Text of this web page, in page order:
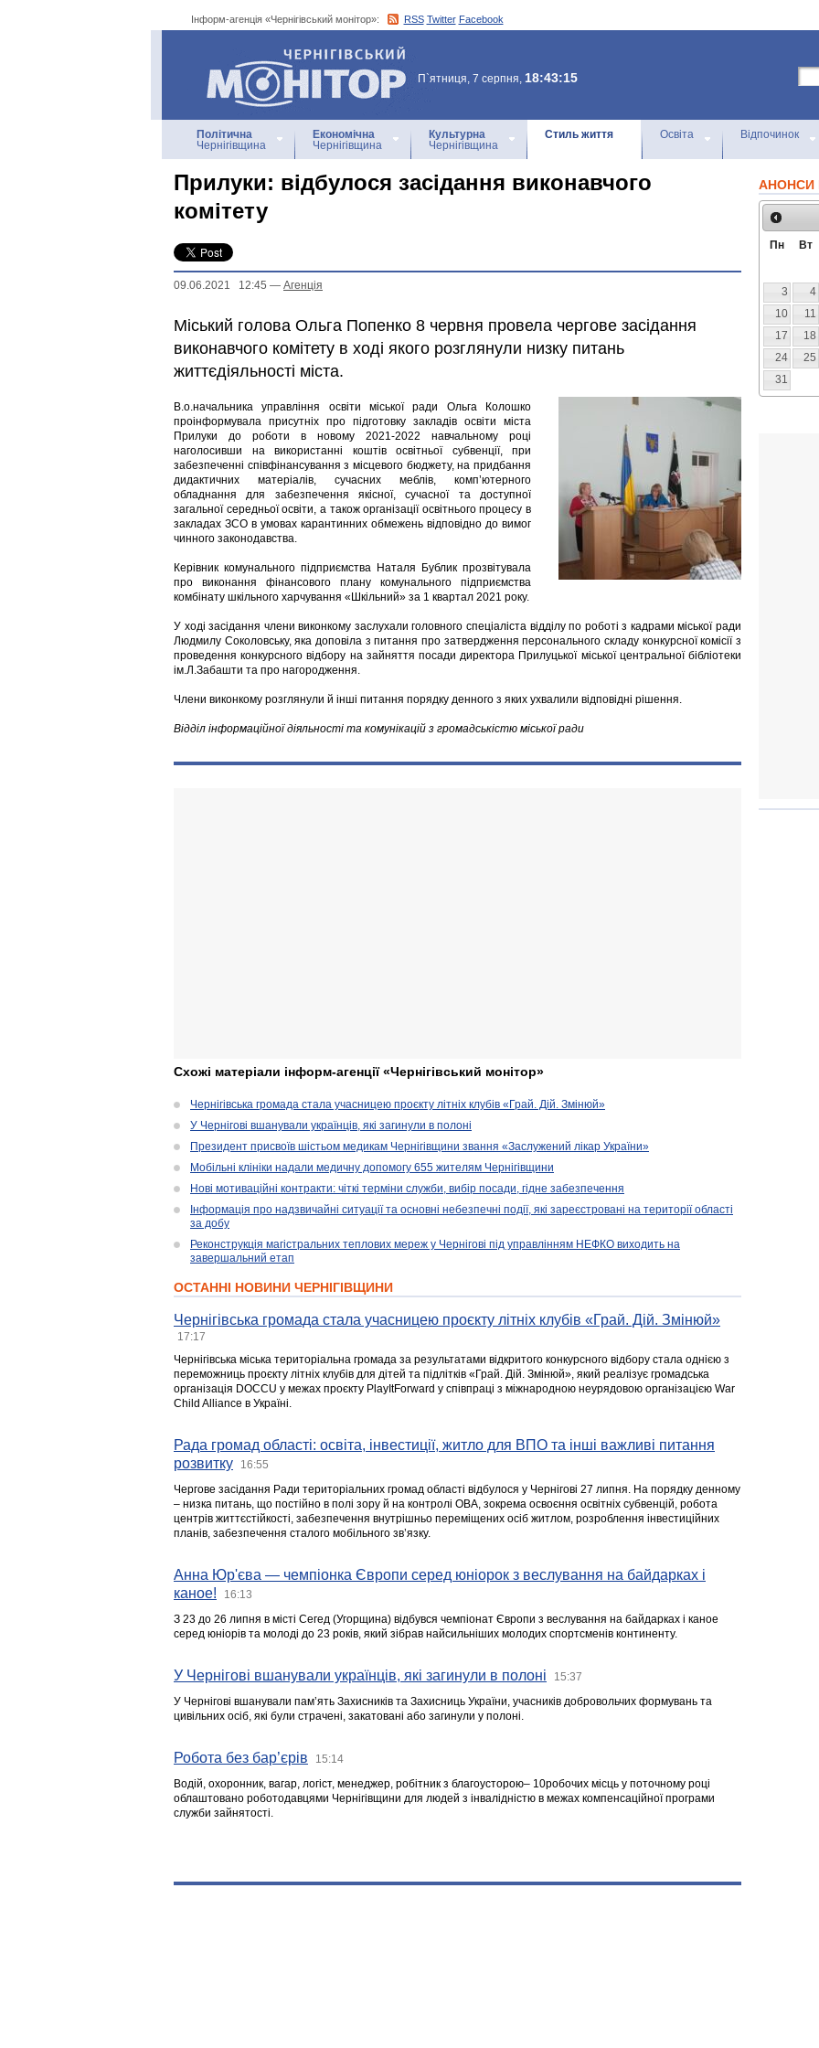
Інформ-агенція «Чернігівський монітор»: RSS Twitter Facebook
Інформ-агенція
«Чернігівський монітор»
П`ятниця, 7 серпня, 18:43:15
Політична
Чернігівщина
Економічна
Чернігівщина
Культурна
Чернігівщина
Стиль життя Освіта Відпочинок
Прилуки: відбулося засідання виконавчого
комітету
09.06.2021 12:45 — Агенцiя
Міський голова Ольга Попенко 8 червня провела чергове засідання
виконавчого комітету в ході якого розглянули низку питань
життєдіяльності міста.
В.о.начальника управління освіти міської ради Ольга Колошко
проінформувала присутніх про підготовку закладів освіти міста
Прилуки до роботи в новому 2021-2022 навчальному році
наголосивши на використанні коштів освітньої субвенції, при
забезпеченні співфінансування з місцевого бюджету, на придбання
дидактичних матеріалів, сучасних меблів, комп’ютерного
обладнання для забезпечення якісної, сучасної та доступної
загальної середньої освіти, а також організації освітнього процесу в
закладах ЗСО в умовах карантинних обмежень відповідно до вимог
чинного законодавства.
Керівник комунального підприємства Наталя Бублик прозвітувала
про виконання фінансового плану комунального підприємства
комбінату шкільного харчування «Шкільний» за 1 квартал 2021 року.
У ході засідання члени виконкому заслухали головного спеціаліста відділу по роботі з кадрами міської ради
Людмилу Соколовську, яка доповіла з питання про затвердження персонального складу конкурсної комісії з
проведення конкурсного відбору на зайняття посади директора Прилуцької міської центральної бібліотеки
ім.Л.Забашти та про нагородження.
Члени виконкому розглянули й інші питання порядку денного з яких ухвалили відповідні рішення.
Відділ інформаційної діяльності та комунікацій з громадськістю міської ради
Схожі матеріали інформ-агенції «Чернігівський монітор»
Чернігівська громада стала учасницею проєкту літніх клубів «Грай. Дій. Змінюй»
У Чернігові вшанували українців, які загинули в полоні
Президент присвоїв шістьом медикам Чернігівщини звання «Заслужений лікар України»
Мобільні клініки надали медичну допомогу 655 жителям Чернігівщини
Нові мотиваційні контракти: чіткі терміни служби, вибір посади, гідне забезпечення
Інформація про надзвичайні ситуації та основні небезпечні події, які зареєстровані на території області
за добу
Реконструкція магістральних теплових мереж у Чернігові під управлінням НЕФКО виходить на
завершальний етап
ОСТАННІ НОВИНИ ЧЕРНІГІВЩИНИ
Чернігівська громада стала учасницею проєкту літніх клубів «Грай. Дій. Змінюй»
17:17
Чернігівська міська територіальна громада за результатами відкритого конкурсного відбору стала однією з
переможниць проєкту літніх клубів для дітей та підлітків «Грай. Дій. Змінюй», який реалізує громадська
організація DOCCU у межах проєкту PlayItForward у співпраці з міжнародною неурядовою організацією War
Child Alliance в Україні.
Рада громад області: освіта, інвестиції, житло для ВПО та інші важливі питання
розвитку
16:55
Чергове засідання Ради територіальних громад області відбулося у Чернігові 27 липня. На порядку денному
– низка питань, що постійно в полі зору й на контролі ОВА, зокрема освоєння освітніх субвенцій, робота
центрів життєстійкості, забезпечення внутрішньо переміщених осіб житлом, розроблення інвестиційних
планів, забезпечення сталого мобільного зв’язку.
Анна Юр'єва — чемпіонка Європи серед юніорок з веслування на байдарках і
каное!
16:13
З 23 до 26 липня в місті Сегед (Угорщина) відбувся чемпіонат Європи з веслування на байдарках і каное
серед юніорів та молоді до 23 років, який зібрав найсильніших молодих спортсменів континенту.
У Чернігові вшанували українців, які загинули в полоні 15:37
У Чернігові вшанували пам’ять Захисників та Захисниць України, учасників добровольчих формувань та
цивільних осіб, які були страчені, закатовані або загинули у полоні.
Робота без бар’єрів 15:14
Водій, охоронник, вагар, логіст, менеджер, робітник з благоусторою– 10робочих місць у поточному році
облаштовано роботодавцями Чернігівщини для людей з інвалідністю в межах компенсаційної програми
служби зайнятості.
АНОНСИ
Пн Вт
3
4
10
11
17
18
24
25
31